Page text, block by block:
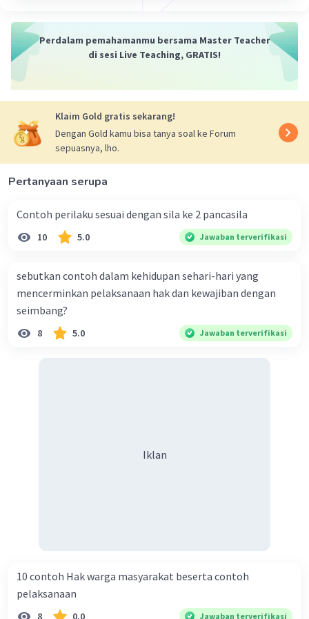
Indonesia berorientasi pada keadilan sosial bagi seluruh
rakyat Indonesia. Hal ini sejalan dengan salah satu sila
Pancasila, yaitu Keadilan Sosial bagi seluruh Rakyat
Nasionalisme Indonesia memiliki ciri-ciri khas
berdasarkan Pancasila, bersifat pluralis, anti
kolonialisme dan imperialisme, demokratis, dan
berorientasi pada keadilan sosial. Semoga penjelasan
ini membantu kamu memahami ciri-ciri nasionalisme
Balas
Level 89
Jawaban terverifikasi
ciri-ciri nasionalisme adalah
Perdalam pemahamanmu bersama Master Teacher
di sesi Live Teaching, GRATIS!
Klaim Gold gratis sekarang!
Dengan Gold kamu bisa tanya soal ke Forum
sepuasnya, lho.
Pertanyaan serupa
Contoh perilaku sesuai dengan sila ke 2 pancasila
10 5.0 Jawaban terverifikasi
sebutkan contoh dalam kehidupan sehari-hari yang
mencerminkan pelaksanaan hak dan kewajiban dengan
seimbang?
8 5.0 Jawaban terverifikasi
Iklan
10 contoh Hak warga masyarakat beserta contoh
pelaksanaan
8 0.0 Jawaban terverifikasi